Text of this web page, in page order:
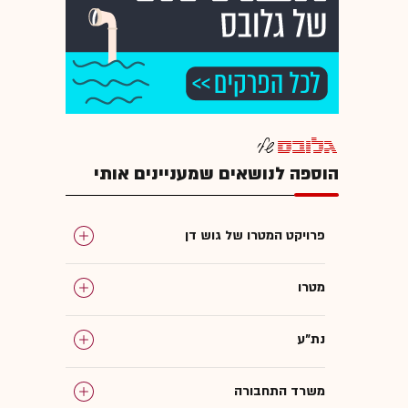
הוספה לנושאים שמעניינים אותי
פרויקט המטרו של גוש דן
מטרו
נת"ע
משרד התחבורה